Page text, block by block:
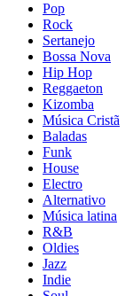
Pop
Rock
Sertanejo
Bossa Nova
Hip Hop
Reggaeton
Kizomba
Música Cristã
Baladas
Funk
House
Electro
Alternativo
Música latina
R&B
Oldies
Jazz
Indie